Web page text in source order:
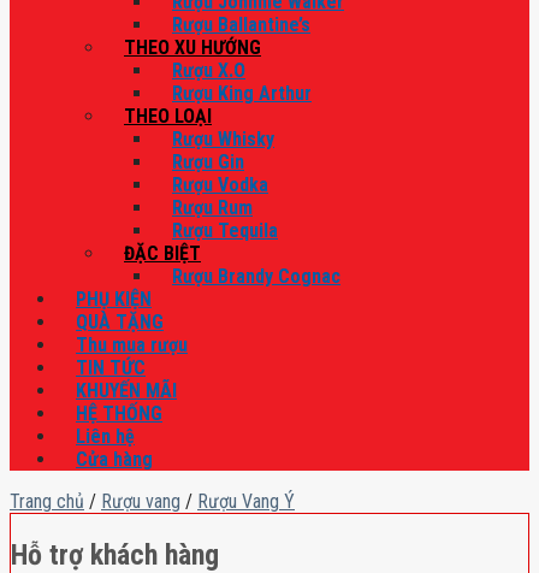
Rượu Ballantine’s
THEO XU HƯỚNG
Rượu X.O
Rượu King Arthur
THEO LOẠI
Rượu Whisky
Rượu Gin
Rượu Vodka
Rượu Rum
Rượu Tequila
ĐẶC BIỆT
Rượu Brandy Cognac
PHỤ KIỆN
QUÀ TẶNG
Thu mua rượu
TIN TỨC
KHUYẾN MÃI
HỆ THỐNG
Liên hệ
Cửa hàng
Trang chủ / Rượu vang / Rượu Vang Ý
Hỗ trợ khách hàng